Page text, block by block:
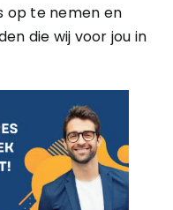
op te nemen en
die wij voor jou in